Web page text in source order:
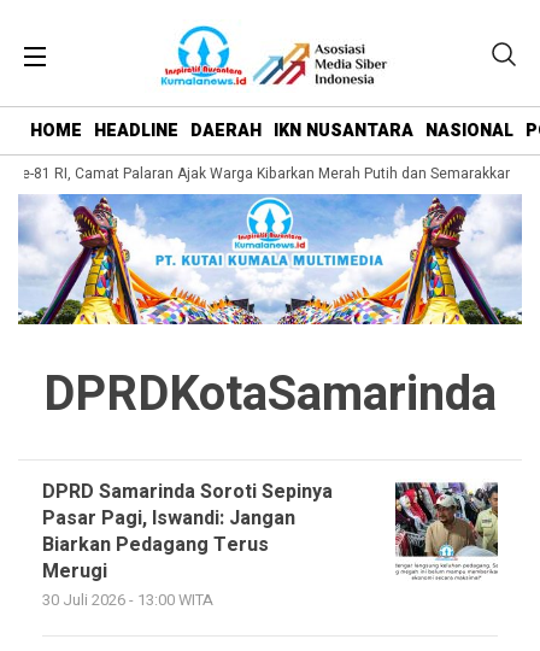
HOME HEADLINE DAERAH IKN NUSANTARA NASIONAL
Ke-81 RI, Camat Palaran Ajak Warga Kibarkan Merah Putih dan Semarakkan
DPRDKotaSamarinda
DPRD Samarinda Soroti Sepinya
Pasar Pagi, Iswandi: Jangan
Biarkan Pedagang Terus
Merugi
30 Juli 2026 - 13:00 WITA